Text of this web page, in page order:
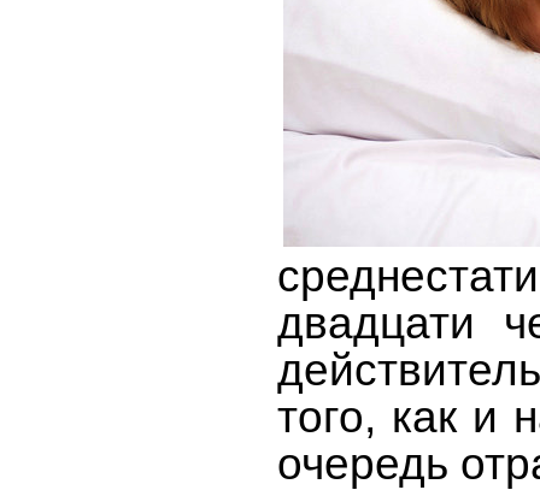
двадцати
того, как и
очередь